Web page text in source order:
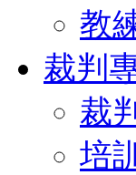
教
裁判
裁
培